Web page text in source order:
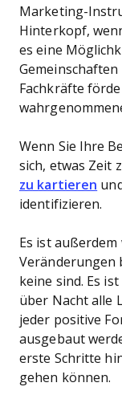
Marketing-
Hinterkopf,
es eine
Fachkräfte
Wenn Sie Ihre
sich, etwas Zeit
zu kartieren
identifizieren.
Es ist
Veränderungen
keine sind. Es
über Nacht alle
jeder positive
ausgebaut
erste Schritte
gehen können.